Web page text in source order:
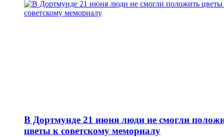
В Дортмунде 21 июня люди не смогли
цветы к советскому мемориалу